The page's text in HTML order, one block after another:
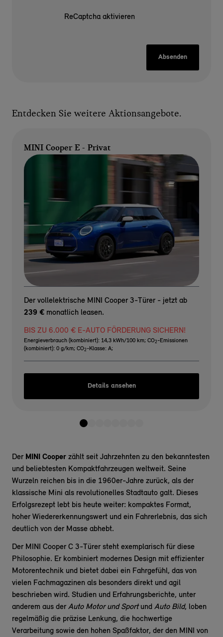
ReCaptcha aktivieren
Absenden
Entdecken Sie weitere Aktionsangebote.
MINI Cooper E - Privat
Der vollelektrische MINI Cooper 3-Türer - jetzt ab
239 € monatlich leasen.
BIS ZU 6.000 € E-AUTO FÖRDERUNG SICHERN!
Energieverbrauch (kombiniert): 14,3 kWh/100 km; CO2 -Emissionen
(kombiniert): 0 g/km; CO2 -Klasse: A;
Details ansehen
Der MINI Cooper zählt seit Jahrzehnten zu den bekanntesten
und beliebtesten Kompaktfahrzeugen weltweit. Seine
Wurzeln reichen bis in die 1960er-Jahre zurück, als der
klassische Mini als revolutionelles Stadtauto galt. Dieses
Erfolgsrezept lebt bis heute weiter: kompaktes Format,
hoher Wiedererkennungswert und ein Fahrerlebnis, das sich
deutlich von der Masse abhebt.
Der MINI Cooper C 3-Türer steht exemplarisch für diese
Philosophie. Er kombiniert modernes Design mit effizienter
Motorentechnik und bietet dabei ein Fahrgefühl, das von
vielen Fachmagazinen als besonders direkt und agil
beschrieben wird. Studien und Erfahrungsberichte, unter
anderem aus der Auto Motor und Sportund Auto Bild, loben
regelmäßig die präzise Lenkung, die hochwertige
Verarbeitung sowie den hohen Spaßfaktor, der den MINI von